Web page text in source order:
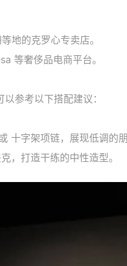
地的克罗心专卖店。
等奢侈品电商平台。
参考以下搭配建议：
十字架项链，展现低调的朋
，打造干练的中性造型。